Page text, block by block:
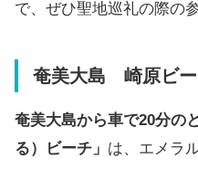
で、ぜひ聖地巡礼の際の
奄美大島 崎原ビ
奄美大島から車で20分の
る）ビーチ」 は、エメラ